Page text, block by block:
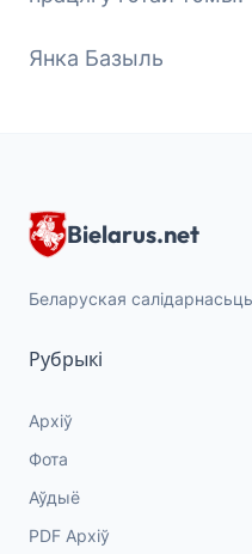
Янка Базыль
Bielarus.net
Беларуская салідарнасьць
Рубрыкі
Архіў
Фота
Аўдыё
PDF Архіў